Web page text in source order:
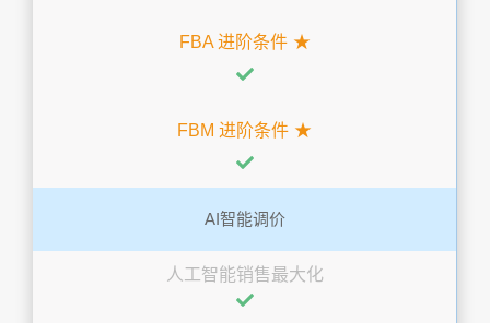
FBA 进阶条件
FBM 进阶条件
AI智能调价
人工智能销售最大化